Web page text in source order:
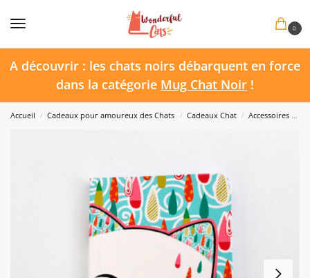
0
A découvrir : les chats noirs débarquent en force
dans la catégorie Mug Chat Noir !
Accueil / Cadeaux pour amoureux des Chats / Cadeaux Chat / Accessoires Chat